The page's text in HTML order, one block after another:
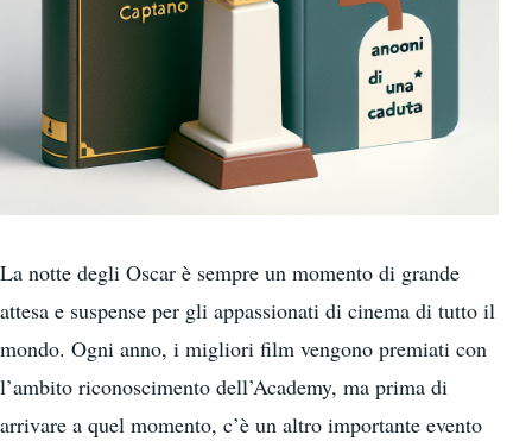
La notte degli Oscar è sempre un momento di grande
attesa e suspense per gli appassionati di cinema di tutto il
mondo. Ogni anno, i migliori film vengono premiati con
l’ambito riconoscimento dell’Academy, ma prima di
arrivare a quel momento, c’è un altro importante evento